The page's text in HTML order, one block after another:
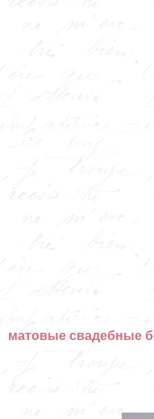
матовые свадебные